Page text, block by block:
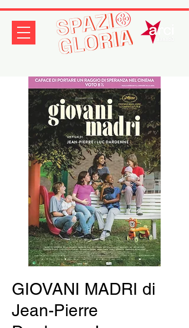
GIOVANI MADRI di
Jean-Pierre